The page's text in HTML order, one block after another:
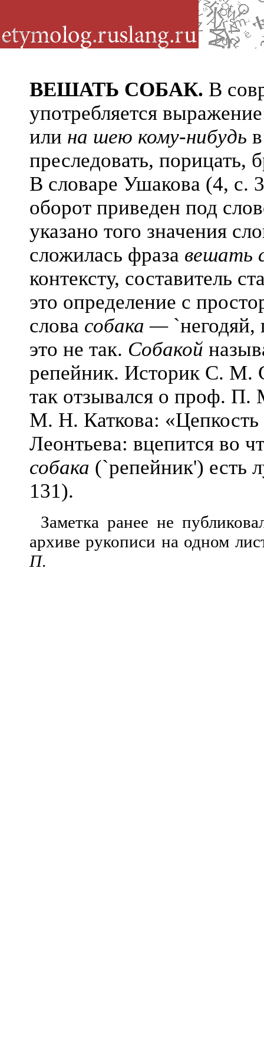
ВЕШАТЬ СОБАК. В
употребляется
или на шею кому-нибудь
преследовать, порицать,
В словаре Ушакова (4, с.
оборот приведен под
указано того значения
сложилась фраза вешать
контексту, составитель
это определение с
слова собака —`негодяй,
это не так. Собакой
репейник. Историк С. М.
так отзывался о проф. П.
М. Н. Каткова: «Цепкость
Леонтьева: вцепится во
собака (`репейник') есть
131).
Заметка ранее не
архиве рукописи на одном
П.